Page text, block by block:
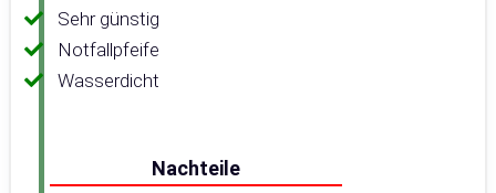
Sehr günstig
Notfallpfeife
Wasserdicht
Nachteile